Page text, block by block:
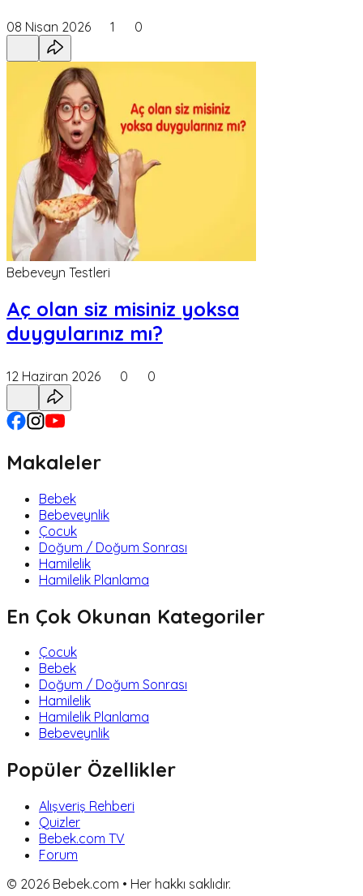
08 Nisan 2026 1 0
Bebeveyn Testleri
Aç olan siz misiniz yoksa
duygularınız mı?
12 Haziran 2026 0 0
Makaleler
Bebek
Bebeveynlik
Çocuk
Doğum / Doğum Sonrası
Hamilelik
Hamilelik Planlama
En Çok Okunan Kategoriler
Çocuk
Bebek
Doğum / Doğum Sonrası
Hamilelik
Hamilelik Planlama
Bebeveynlik
Popüler Özellikler
Alışveriş Rehberi
Quizler
Bebek.com TV
Forum
© 2026 Bebek.com • Her hakkı saklıdır.